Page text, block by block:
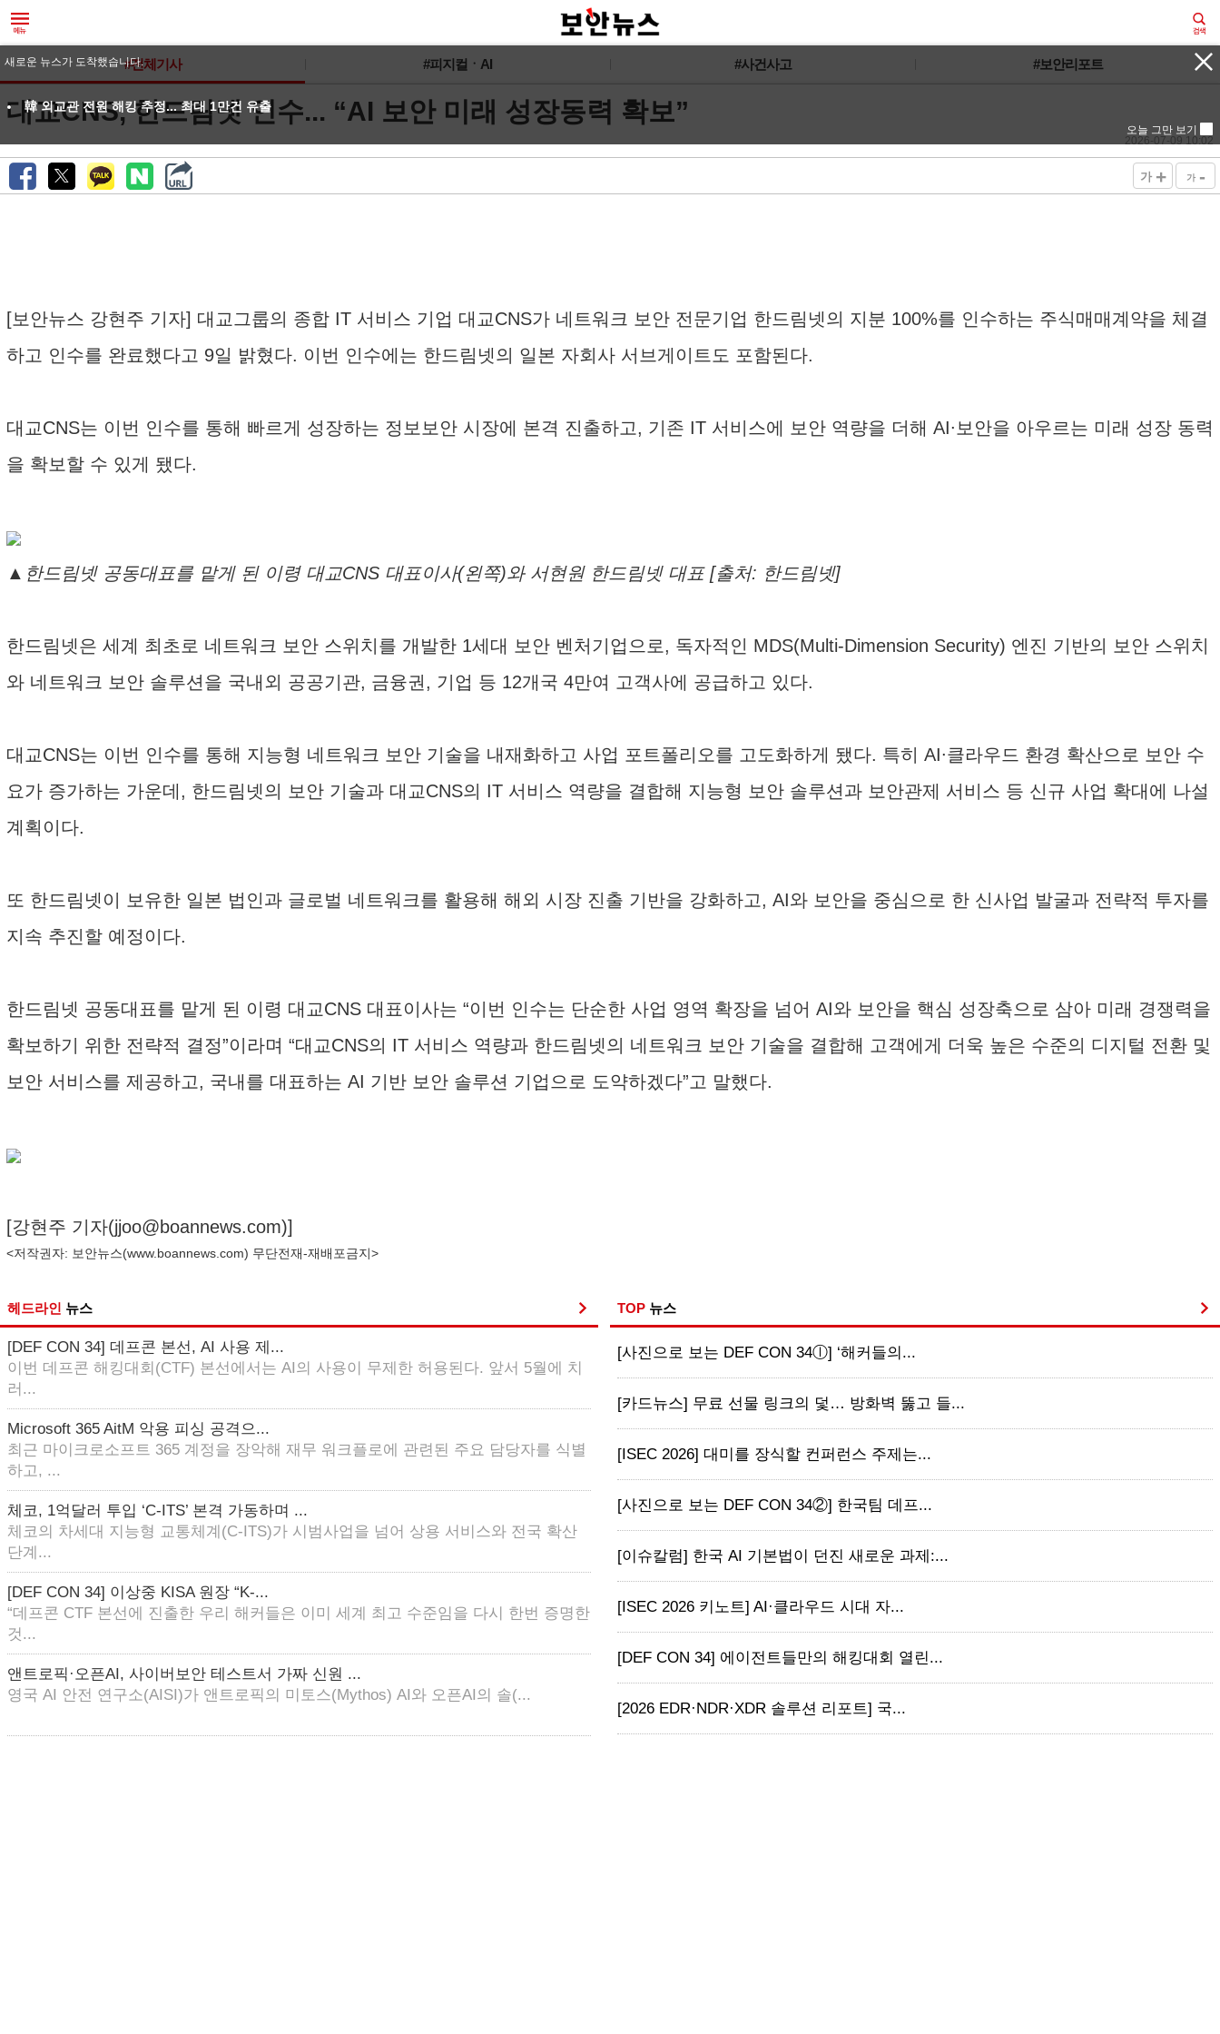
#전체기사 #피지컬ㆍAI #사건사고 #보안리포트
대교CNS, 한드림넷 인수... “AI 보안 미래 성장동력 확보”
2026-07-09 10:02
가 + 가 -
[보안뉴스 강현주 기자] 대교그룹의 종합 IT 서비스 기업 대교CNS가 네트워크 보안 전문기업 한드림넷의 지분 100%를 인수하는 주식매매계약을 체결
하고 인수를 완료했다고 9일 밝혔다. 이번 인수에는 한드림넷의 일본 자회사 서브게이트도 포함된다.
대교CNS는 이번 인수를 통해 빠르게 성장하는 정보보안 시장에 본격 진출하고, 기존 IT 서비스에 보안 역량을 더해 AI∙보안을 아우르는 미래 성장 동력
을 확보할 수 있게 됐다.
▲한드림넷 공동대표를 맡게 된 이령 대교CNS 대표이사(왼쪽)와 서현원 한드림넷 대표 [출처: 한드림넷]
한드림넷은 세계 최초로 네트워크 보안 스위치를 개발한 1세대 보안 벤처기업으로, 독자적인 MDS(Multi-Dimension Security) 엔진 기반의 보안 스위치
와 네트워크 보안 솔루션을 국내외 공공기관, 금융권, 기업 등 12개국 4만여 고객사에 공급하고 있다.
대교CNS는 이번 인수를 통해 지능형 네트워크 보안 기술을 내재화하고 사업 포트폴리오를 고도화하게 됐다. 특히 AI∙클라우드 환경 확산으로 보안 수
요가 증가하는 가운데, 한드림넷의 보안 기술과 대교CNS의 IT 서비스 역량을 결합해 지능형 보안 솔루션과 보안관제 서비스 등 신규 사업 확대에 나설
계획이다.
또 한드림넷이 보유한 일본 법인과 글로벌 네트워크를 활용해 해외 시장 진출 기반을 강화하고, AI와 보안을 중심으로 한 신사업 발굴과 전략적 투자를
지속 추진할 예정이다.
한드림넷 공동대표를 맡게 된 이령 대교CNS 대표이사는 “이번 인수는 단순한 사업 영역 확장을 넘어 AI와 보안을 핵심 성장축으로 삼아 미래 경쟁력을
확보하기 위한 전략적 결정”이라며 “대교CNS의 IT 서비스 역량과 한드림넷의 네트워크 보안 기술을 결합해 고객에게 더욱 높은 수준의 디지털 전환 및
보안 서비스를 제공하고, 국내를 대표하는 AI 기반 보안 솔루션 기업으로 도약하겠다”고 말했다.
[강현주 기자(jjoo@boannews.com)]
<저작권자: 보안뉴스(www.boannews.com) 무단전재-재배포금지>
헤드라인 뉴스
[DEF CON 34] 데프콘 본선, AI 사용 제...
이번 데프콘 해킹대회(CTF) 본선에서는 AI의 사용이 무제한 허용된다. 앞서 5월에 치
러...
Microsoft 365 AitM 악용 피싱 공격으...
최근 마이크로소프트 365 계정을 장악해 재무 워크플로에 관련된 주요 담당자를 식별
하고, ...
체코, 1억달러 투입 ‘C-ITS’ 본격 가동하며 ...
체코의 차세대 지능형 교통체계(C-ITS)가 시범사업을 넘어 상용 서비스와 전국 확산
단계...
[DEF CON 34] 이상중 KISA 원장 “K-...
“데프콘 CTF 본선에 진출한 우리 해커들은 이미 세계 최고 수준임을 다시 한번 증명한
것...
앤트로픽·오픈AI, 사이버보안 테스트서 가짜 신원 ...
영국 AI 안전 연구소(AISI)가 앤트로픽의 미토스(Mythos) AI와 오픈AI의 솔(...
TOP 뉴스
[사진으로 보는 DEF CON 34ⓛ] ‘해커들의...
[카드뉴스] 무료 선물 링크의 덫… 방화벽 뚫고 들...
[ISEC 2026] 대미를 장식할 컨퍼런스 주제는...
[사진으로 보는 DEF CON 34②] 한국팀 데프...
[이슈칼럼] 한국 AI 기본법이 던진 새로운 과제:...
[ISEC 2026 키노트] AI·클라우드 시대 자...
[DEF CON 34] 에이전트들만의 해킹대회 열린...
[2026 EDR·NDR·XDR 솔루션 리포트] 국...
새로운 뉴스가 도착했습니다.
韓 외교관 전원 해킹 추정... 최대 1만건 유출
오늘 그만 보기